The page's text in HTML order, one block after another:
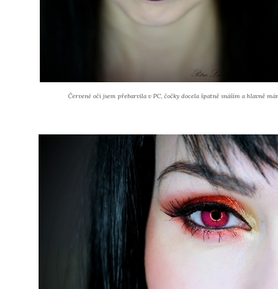
Červené oči jsem přebarvila v PC, čočky docela špatně snáším a hlavně